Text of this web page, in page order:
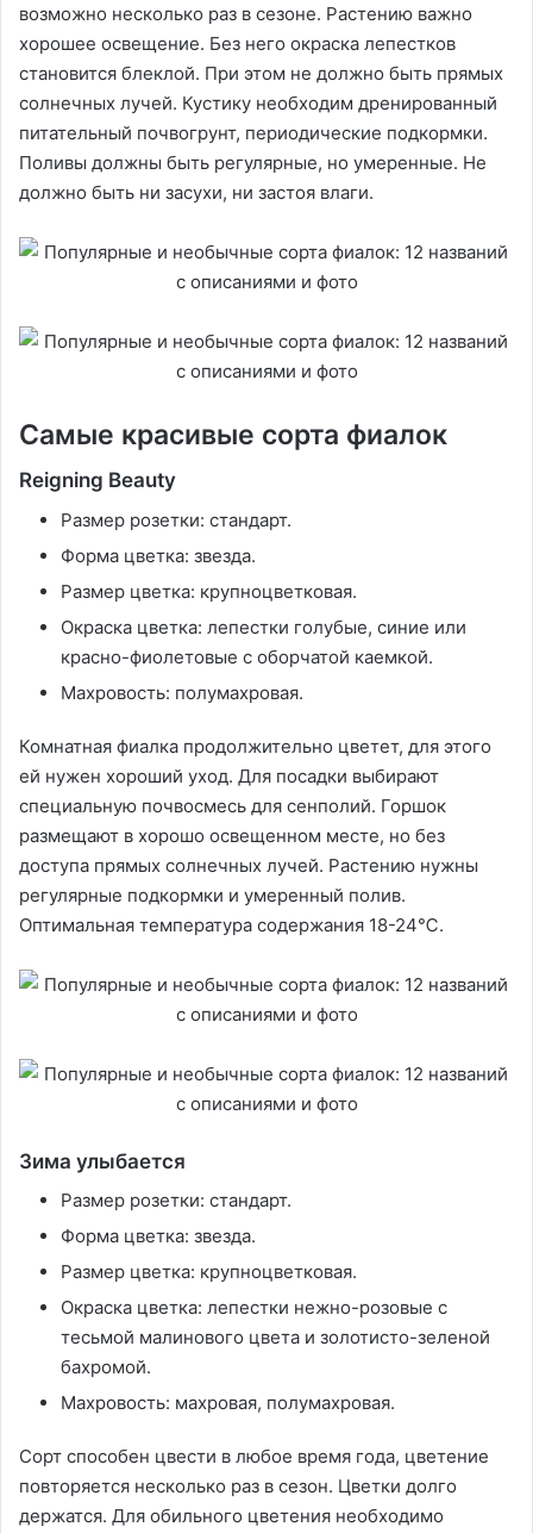
возможно несколько раз в сезоне. Растению важно
хорошее освещение. Без него окраска лепестков
становится блеклой. При этом не должно быть прямых
солнечных лучей. Кустику необходим дренированный
питательный почвогрунт, периодические подкормки.
Поливы должны быть регулярные, но умеренные. Не
должно быть ни засухи, ни застоя влаги.
Самые красивые сорта фиалок
Reigning Beauty
Размер розетки: стандарт.
Форма цветка: звезда.
Размер цветка: крупноцветковая.
Окраска цветка: лепестки голубые, синие или
красно-фиолетовые с оборчатой каемкой.
Махровость: полумахровая.
Комнатная фиалка продолжительно цветет, для этого
ей нужен хороший уход. Для посадки выбирают
специальную почвосмесь для сенполий. Горшок
размещают в хорошо освещенном месте, но без
доступа прямых солнечных лучей. Растению нужны
регулярные подкормки и умеренный полив.
Оптимальная температура содержания 18-24℃.
Зима улыбается
Размер розетки: стандарт.
Форма цветка: звезда.
Размер цветка: крупноцветковая.
Окраска цветка: лепестки нежно-розовые с
тесьмой малинового цвета и золотисто-зеленой
бахромой.
Махровость: махровая, полумахровая.
Сорт способен цвести в любое время года, цветение
повторяется несколько раз в сезон. Цветки долго
держатся. Для обильного цветения необходимо